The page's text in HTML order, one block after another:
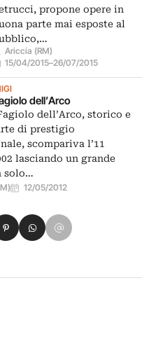
propone opere in
parte mai esposte al
Ariccia (RM)
15/04/2015–26/07/2015
dell’Arco
dell’Arco, storico e
di prestigio
scompariva l’11
lasciando un grande
solo…
12/05/2012
Xsu LinkedIn
su Pinterest
Condividi su WhatsApp
Condividi su Email